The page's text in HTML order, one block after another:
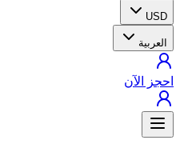
USD
العربية
احجز الآن